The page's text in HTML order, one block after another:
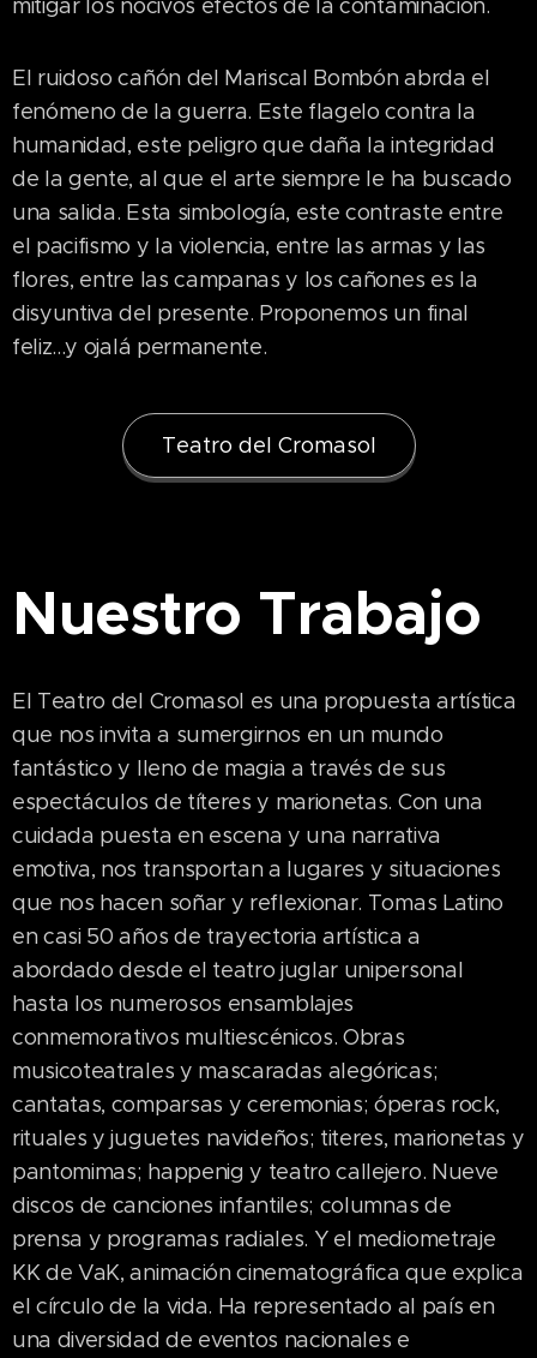
mitigar los nocivos efectos de la contaminación.
El ruidoso cañón del Mariscal Bombón abrda el
fenómeno de la guerra. Este flagelo contra la
humanidad, este peligro que daña la integridad
de la gente, al que el arte siempre le ha buscado
una salida. Esta simbología, este contraste entre
el pacifismo y la violencia, entre las armas y las
flores, entre las campanas y los cañones es la
disyuntiva del presente. Proponemos un final
feliz...y ojalá permanente.
Teatro del Cromasol
Nuestro Trabajo
El Teatro del Cromasol es una propuesta artística
que nos invita a sumergirnos en un mundo
fantástico y lleno de magia a través de sus
espectáculos de títeres y marionetas. Con una
cuidada puesta en escena y una narrativa
emotiva, nos transportan a lugares y situaciones
que nos hacen soñar y reflexionar. Tomas Latino
en casi 50 años de trayectoria artística a
abordado desde el teatro juglar unipersonal
hasta los numerosos ensamblajes
conmemorativos multiescénicos. Obras
musicoteatrales y mascaradas alegóricas;
cantatas, comparsas y ceremonias; óperas rock,
rituales y juguetes navideños; titeres, marionetas y
pantomimas; happenig y teatro callejero. Nueve
discos de canciones infantiles; columnas de
prensa y programas radiales. Y el mediometraje
KK de VaK, animación cinematográfica que explica
el círculo de la vida. Ha representado al país en
una diversidad de eventos nacionales e